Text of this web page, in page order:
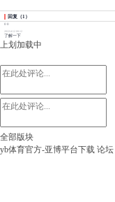
回复（1 ）
0 0
2022/4/12 08:12
了解一下
上划加载中
全部版块
yb体育官方-亚博平台下载 论坛